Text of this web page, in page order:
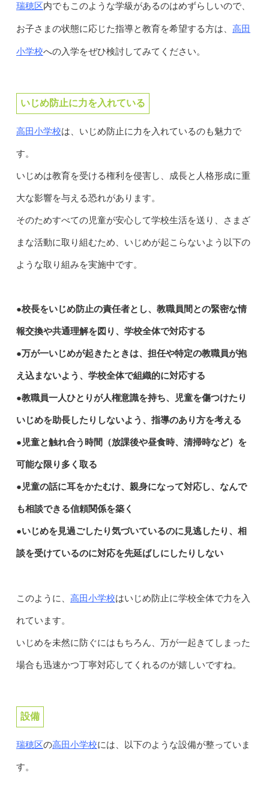
瑞穂区内でもこのような学級があるのはめずらしいので、
お子さまの状態に応じた指導と教育を希望する方は、 高田
小学校への入学をぜひ検討してみてください。
いじめ防止に力を入れている
高田小学校は、いじめ防止に力を入れているのも魅力で
す。
いじめは教育を受ける権利を侵害し、成長と人格形成に重
大な影響を与える恐れがあります。
そのためすべての児童が安心して学校生活を送り、さまざ
まな活動に取り組むため、いじめが起こらないよう以下の
ような取り組みを実施中です。
●校長をいじめ防止の責任者とし、教職員間との緊密な情
報交換や共通理解を図り、学校全体で対応する
●万が一いじめが起きたときは、担任や特定の教職員が抱
え込まないよう、学校全体で組織的に対応する
●教職員一人ひとりが人権意識を持ち、児童を傷つけたり
いじめを助長したりしないよう、指導のあり方を考える
●児童と触れ合う時間（放課後や昼食時、清掃時など）を
可能な限り多く取る
●児童の話に耳をかたむけ、親身になって対応し、なんで
も相談できる信頼関係を築く
●いじめを見過ごしたり気づいているのに見逃したり、相
談を受けているのに対応を先延ばしにしたりしない
このように、 高田小学校はいじめ防止に学校全体で力を入
れています。
いじめを未然に防ぐにはもちろん、万が一起きてしまった
場合も迅速かつ丁寧対応してくれるのが嬉しいですね。
設備
瑞穂区の高田小学校には、以下のような設備が整っていま
す。